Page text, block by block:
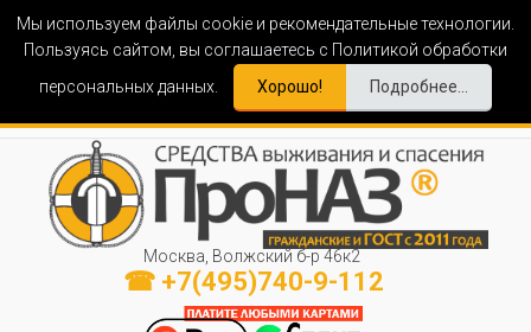
Мы используем файлы cookie и рекомендательные технологии.
Пользуясь сайтом, вы соглашаетесь с Политикой обработки
персональных данных.
Хорошо! Подробнее...
Москва, Волжский б-р 46к2
☎ +7(495)740-9-112